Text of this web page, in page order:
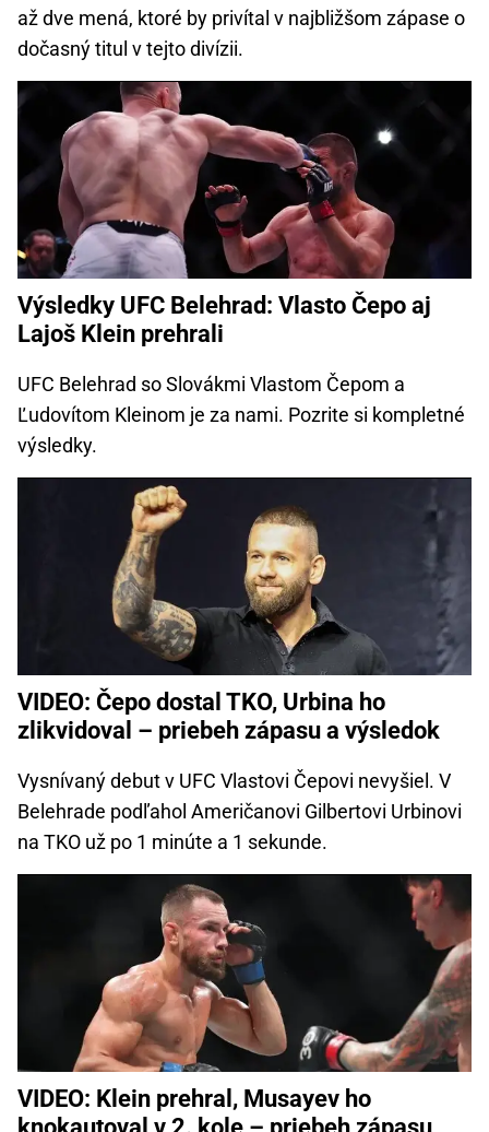
až dve mená, ktoré by privítal v najbližšom zápase o
dočasný titul v tejto divízii.
Výsledky UFC Belehrad: Vlasto Čepo aj
Lajoš Klein prehrali
UFC Belehrad so Slovákmi Vlastom Čepom a
Ľudovítom Kleinom je za nami. Pozrite si kompletné
výsledky.
VIDEO: Čepo dostal TKO, Urbina ho
zlikvidoval – priebeh zápasu a výsledok
Vysnívaný debut v UFC Vlastovi Čepovi nevyšiel. V
Belehrade podľahol Američanovi Gilbertovi Urbinovi
na TKO už po 1 minúte a 1 sekunde.
VIDEO: Klein prehral, Musayev ho